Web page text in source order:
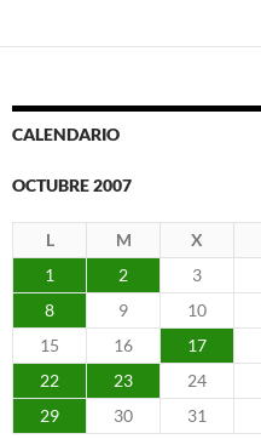
CALENDARIO
OCTUBRE 2007
L M X
1
2 3
8
9 10
15
16 17
22
23 24
29
30
31